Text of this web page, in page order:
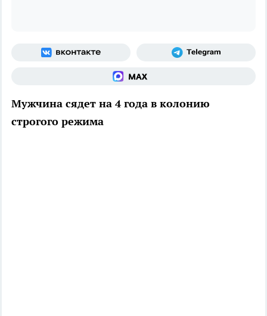
Мужчина сядет на 4 года в колонию
строгого режима